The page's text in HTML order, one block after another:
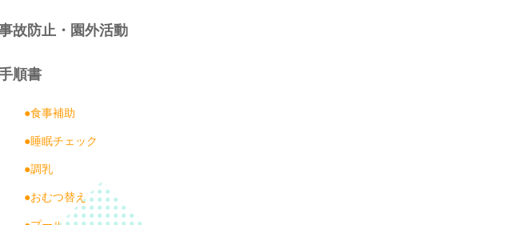
故防止・園外活動
順書
●食事補助
●睡眠チェック
●調乳
●おむつ替え